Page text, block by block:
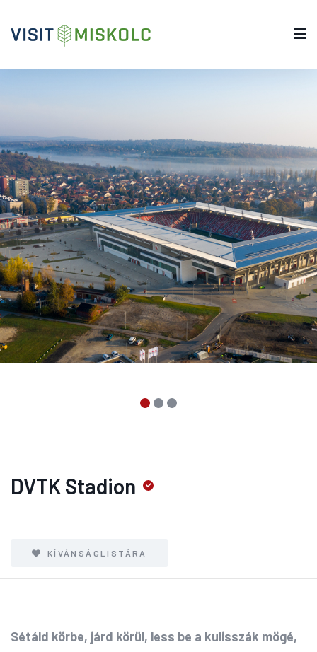
DVTK Stadion
KÍVÁNSÁGLISTÁRA
Sétáld körbe, járd körül, less be a kulisszák mögé,